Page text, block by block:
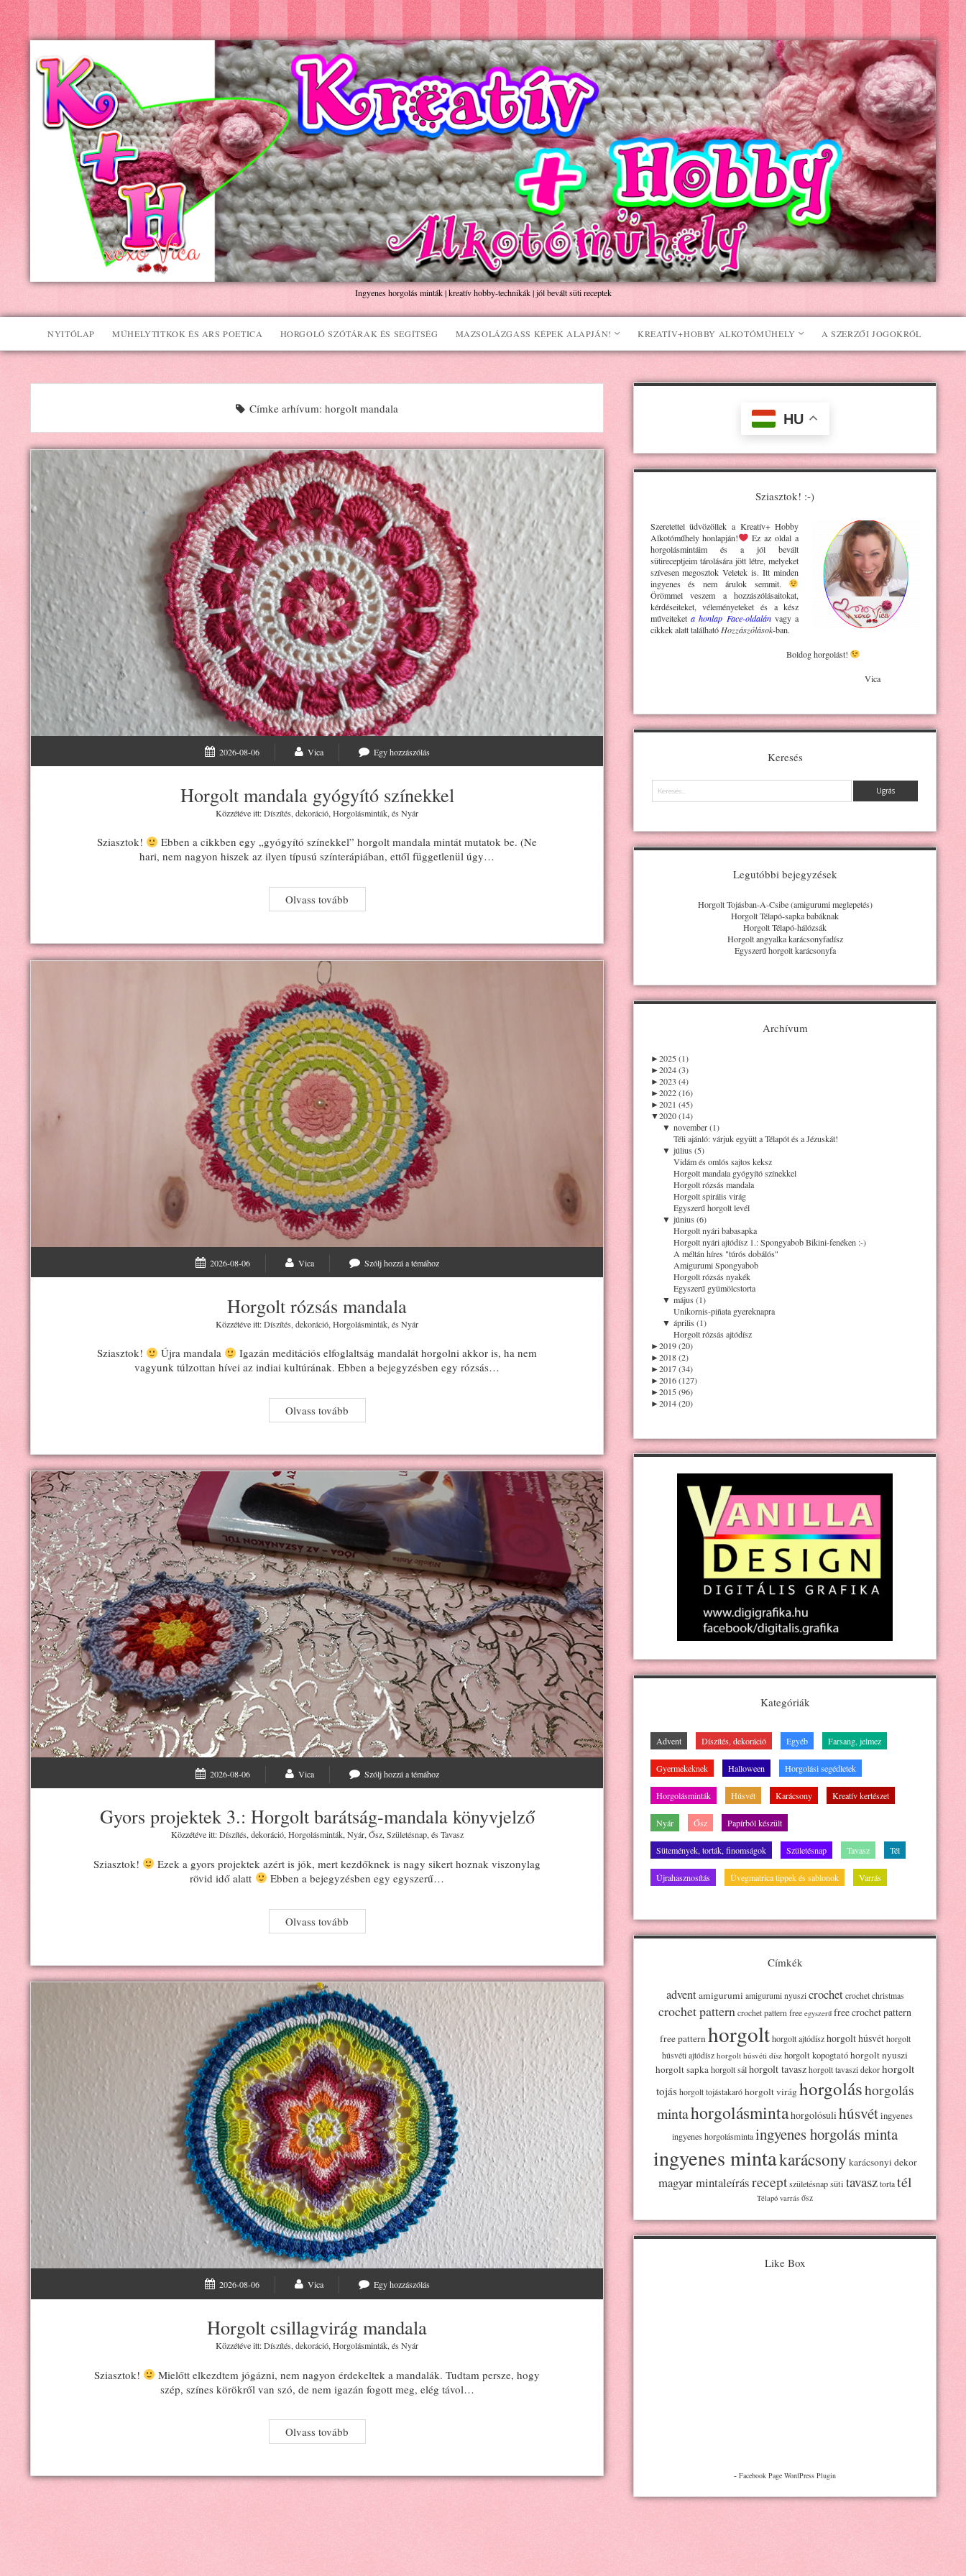
Kreatív+Hobby
Alkotóműhely
Ingyenes horgolás minták | kreatív hobby-technikák | jól bevált süti receptek
NYITÓLAP MŰHELYTITKOK ÉS ARS POETICA HORGOLÓ SZÓTÁRAK ÉS SEGÍTSÉG MAZSOLÁZGASS KÉPEK ALAPJÁN! KREATÍV+HOBBY ALKOTÓMŰHELY A SZERZŐI JOGOKRÓL
Címke arhívum: horgolt mandala
2026-08-06 Vica Egy hozzászólás
Horgolt mandala gyógyító színekkel
Közzétéve itt:Díszítés, dekoráció, Horgolásminták, ésNyár
Sziasztok!
Ebben a cikkben egy „gyógyító színekkel” horgolt mandala mintát mutatok be. (Ne
hari, nem nagyon hiszek az ilyen típusú színterápiában, ettől függetlenül úgy…
Olvass tovább
mandala
színekkel
2026-08-06 Vica Szólj hozzá a témához
Horgolt rózsás mandala
Közzétéve itt:Díszítés, dekoráció, Horgolásminták, ésNyár
Sziasztok! Újra mandala
Igazán meditációs elfoglaltság mandalát horgolni akkor is, ha nem
vagyunk túlzottan hívei az indiai kultúrának. Ebben a bejegyzésben egy rózsás…
Olvass tovább
rózsás
2026-08-06 Vica Szólj hozzá a témához
Gyors projektek 3.: Horgolt barátság-mandala könyvjelző
Közzétéve itt:Díszítés, dekoráció,Horgolásminták,Nyár,Ősz,Születésnap, ésTavasz
Sziasztok!
Ezek a gyors projektek azért is jók, mert kezdőknek is nagy sikert hoznak viszonylag
rövid idő alatt
Ebben a bejegyzésben egy egyszerű…
Olvass tovább
projektek
Horgolt
barátság-
mandala
könyvjelző
2026-08-06 Vica Egy hozzászólás
Horgolt csillagvirág mandala
Közzétéve itt:Díszítés, dekoráció, Horgolásminták, ésNyár
Sziasztok!
Mielőtt elkezdtem jógázni, nem nagyon érdekeltek a mandalák. Tudtam persze, hogy
szép, színes körökről van szó, de nem igazán fogott meg, elég távol…
Olvass tovább
csillagvirág
HU
Sziasztok! :-)
Szeretettel üdvözöllek a Kreatív+ Hobby
Alkotóműhelyhonlapján!
Ez az oldal a
horgolásmintáim és a jól bevált
sütireceptjeim tárolására jött létre, melyeket
szívesen megosztok Veletek is. Itt minden
ingyenes és nem árulok semmit.
Örömmel veszem a hozzászólásaitokat,
kérdéseiteket, véleményeteket és a kész
műveiteket a honlap Face-oldalánvagy a
cikkek alatt található Hozzászólások-ban.
Boldog horgolást!
Vica
Keresés
Keresés
Legutóbbi bejegyzések
Horgolt Tojásban-A-Csibe (amigurumi meglepetés)
Horgolt Télapó-sapka babáknak
Horgolt Télapó-hálózsák
Horgolt angyalka karácsonyfadísz
Egyszerű horgolt karácsonyfa
Archívum
►2025 (1)
►2024 (3)
►2023 (4)
►2022 (16)
►2021 (45)
▼2020 (14)
▼ november (1)
Téli ajánló: várjuk együtt a Télapót és a Jézuskát!
▼ július (5)
Vidám és omlós sajtos keksz
Horgolt mandala gyógyító színekkel
Horgolt rózsás mandala
Horgolt spirális virág
Egyszerű horgolt levél
▼ június (6)
Horgolt nyári babasapka
Horgolt nyári ajtódísz 1.: Spongyabob Bikini-fenéken :-)
A méltán híres "túrós dobálós"
Amigurumi Spongyabob
Horgolt rózsás nyakék
Egyszerű gyümölcstorta
▼ május (1)
Unikornis-piñata gyereknapra
▼ április (1)
Horgolt rózsás ajtódísz
►2019 (20)
►2018 (2)
►2017 (34)
►2016 (127)
►2015 (96)
►2014 (20)
Kategóriák
Advent Díszítés, dekoráció Egyéb Farsang, jelmez
Gyermekeknek Halloween Horgolási segédletek
Horgolásminták Húsvét Karácsony Kreatív kertészet
Nyár Ősz Papírból készült
Sütemények, torták, finomságok Születésnap Tavasz Tél
Újrahasznosítás Üvegmatrica tippek és sablonok Varrás
Címkék
adventamigurumi amigurumi nyuszi crochet crochet christmas
crochet pattern crochet pattern free egyszerű free crochet pattern
free patternhorgolt horgolt ajtódísz horgolt húsvét horgolt
húsvéti ajtódísz horgolt húsvéti dísz horgolt kopogtatóhorgolt nyuszi
horgolt sapkahorgolt sálhorgolt tavasz horgolt tavaszi dekor horgolt
tojás horgolt tojástakaró horgolt virághorgoláshorgolás
mintahorgolásmintahorgolósulihúsvétingyenes
ingyenes horgolásmintaingyenes horgolás minta
ingyenes mintakarácsony karácsonyi dekor
magyar mintaleírásrecept születésnap süti tavasz torta tél
Télapó varrás ősz
Like Box
- Facebook Page WordPress Plugin